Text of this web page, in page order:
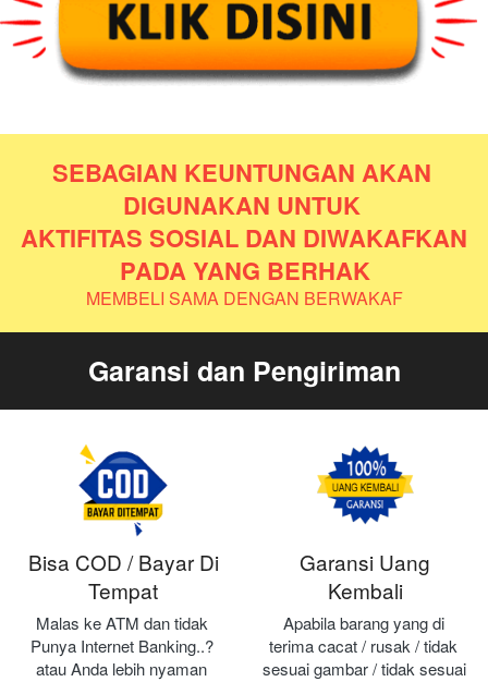
SEBAGIAN KEUNTUNGAN AKAN
DIGUNAKAN UNTUK
AKTIFITAS SOSIAL DAN DIWAKAFKAN
PADA YANG BERHAK
MEMBELI SAMA DENGAN BERWAKAF
Garansi dan Pengiriman
Bisa COD / Bayar Di
Tempat
Malas ke ATM dan tidak
Punya Internet Banking..?
atau Anda lebih nyaman
Garansi Uang
Kembali
Apabila barang yang di
terima cacat / rusak / tidak
sesuai gambar / tidak sesuai